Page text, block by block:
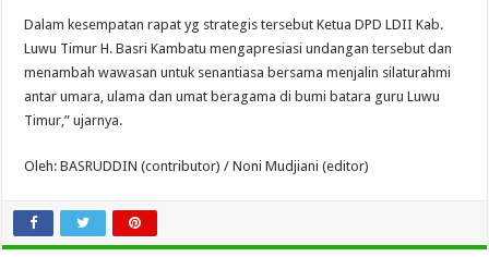
Dalam kesempatan rapat yg strategis tersebut Ketua DPD LDII Kab.
Luwu Timur H. Basri Kambatu mengapresiasi undangan tersebut dan
menambah wawasan untuk senantiasa bersama menjalin silaturahmi
antar umara, ulama dan umat beragama di bumi batara guru Luwu
Timur,” ujarnya.
Oleh: BASRUDDIN (contributor) / Noni Mudjiani (editor)